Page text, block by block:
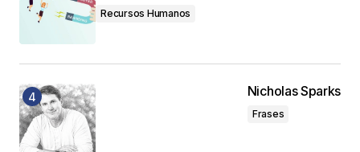
Recursos Humanos
Nicholas Sparks
Frases